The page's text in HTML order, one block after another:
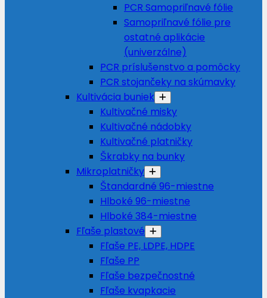
PCR Samopriľnavé fólie
Samopriľnavé fólie pre
ostatné aplikácie
(univerzálne)
PCR príslušenstvo a pomôcky
PCR stojančeky na skúmavky
Kultivácia buniek
Kultivačné misky
Kultivačné nádobky
Kultivačné platničky
Škrabky na bunky
Mikroplatničky
Štandardné 96-miestne
Hlboké 96-miestne
Hlboké 384-miestne
Fľaše plastové
Fľaše PE, LDPE, HDPE
Fľaše PP
Fľaše bezpečnostné
Fľaše kvapkacie